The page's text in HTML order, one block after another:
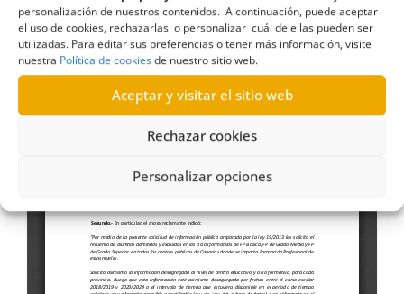
personalización de nuestros contenidos. A continuación, puede aceptar
el uso de cookies, rechazarlas o personalizar cuál de ellas pueden ser
utilizadas. Para editar sus preferencias o tener más información, visite
nuestra Política de cookiesde nuestro sitio web.
Aceptar y visitar el sitio web
Rechazar cookies
Personalizar opciones